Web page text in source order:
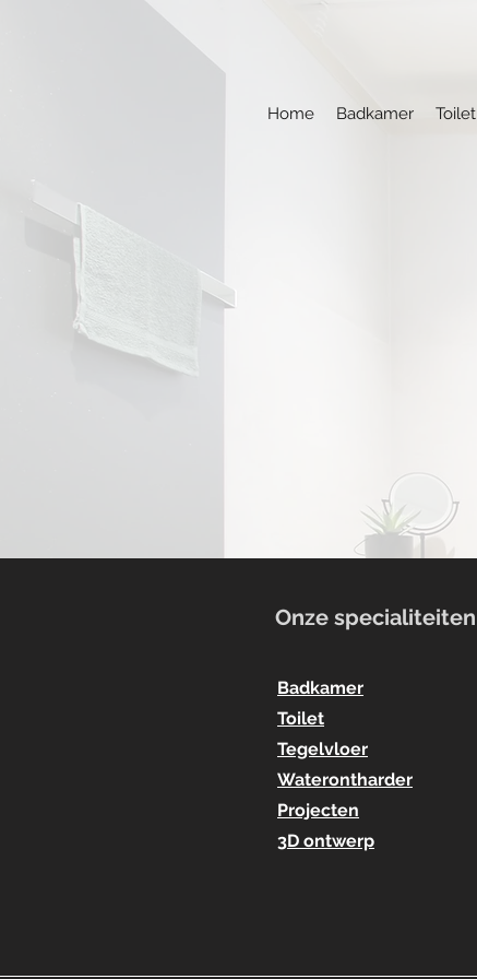
Home Badkamer Toilet
Onze specialiteiten
Badkamer
Toilet
Tegelvloer
Waterontharder
Projecten
3D ontwerp